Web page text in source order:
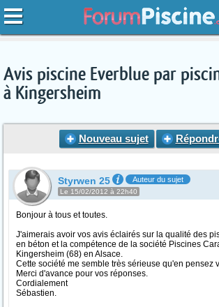
Avis piscine Everblue par
à Kingersheim
Nouveau sujet
Styrwen 25 Auteur du sujet
Le 15/02/2012 à 22h40
Bonjour à tous et toutes.
J'aimerais avoir vos avis éclairés sur la qualité des
en béton et la compétence de la société Piscines
Kingersheim (68) en Alsace.
Cette société me semble très sérieuse qu'en pensez
Merci d'avance pour vos réponses.
Cordialement
Sébastien.